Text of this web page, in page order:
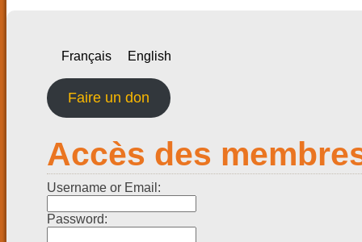
Français English
Faire un don
Accès des
Username or Email:
Password: